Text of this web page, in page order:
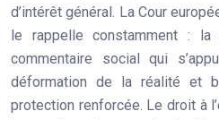
d’intérêt général. La Cour
le rappelle constamment :
commentaire social qui
déformation de la réalité et
protection renforcée. Le droit à